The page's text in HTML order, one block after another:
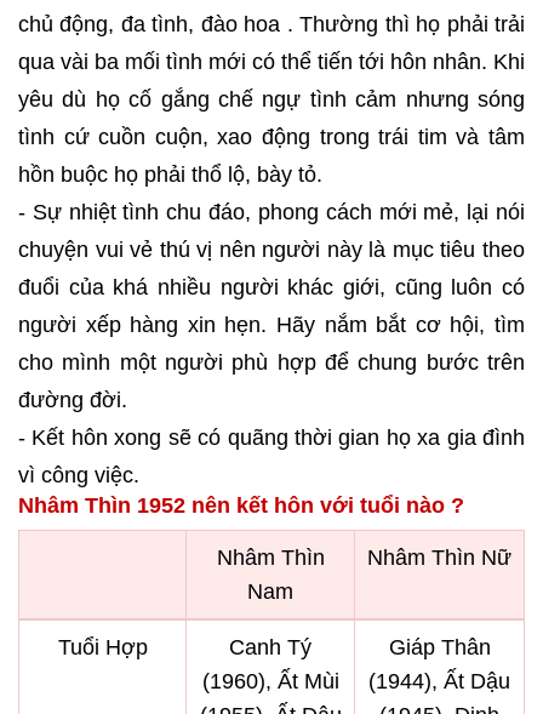
chủ động, đa tình, đào hoa . Thường thì họ phải trải
qua vài ba mối tình mới có thể tiến tới hôn nhân. Khi
yêu dù họ cố gắng chế ngự tình cảm nhưng sóng
tình cứ cuồn cuộn, xao động trong trái tim và tâm
hồn buộc họ phải thổ lộ, bày tỏ.
- Sự nhiệt tình chu đáo, phong cách mới mẻ, lại nói
chuyện vui vẻ thú vị nên người này là mục tiêu theo
đuổi của khá nhiều người khác giới, cũng luôn có
người xếp hàng xin hẹn. Hãy nắm bắt cơ hội, tìm
cho mình một người phù hợp để chung bước trên
đường đời.
- Kết hôn xong sẽ có quãng thời gian họ xa gia đình
vì công việc.
Nhâm Thìn 1952 nên kết hôn với tuổi nào ?
Nhâm Thìn
Nam
Nhâm Thìn Nữ
Tuổi Hợp
Canh Tý
(1960), Ất Mùi
Giáp Thân
(1944), Ất Dậu